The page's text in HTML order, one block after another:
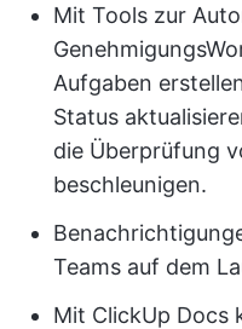
Mit Tools zur
Aufgaben
Status
die Überprüfung
beschleunigen.
Teams auf dem
Mit ClickUp Docs